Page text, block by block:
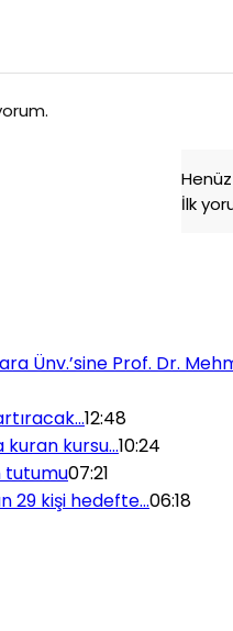
İlk
Ünv.’sine Prof. Dr.
12:48
kursu…10:24
tutumu07:21
29 kişi hedefte…06:18